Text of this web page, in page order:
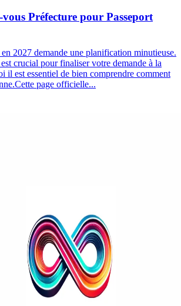
Préfecture pour Passeport
2027 demande une planification minutieuse.
crucial pour finaliser votre demande à la
il est essentiel de bien comprendre comment
page officielle...